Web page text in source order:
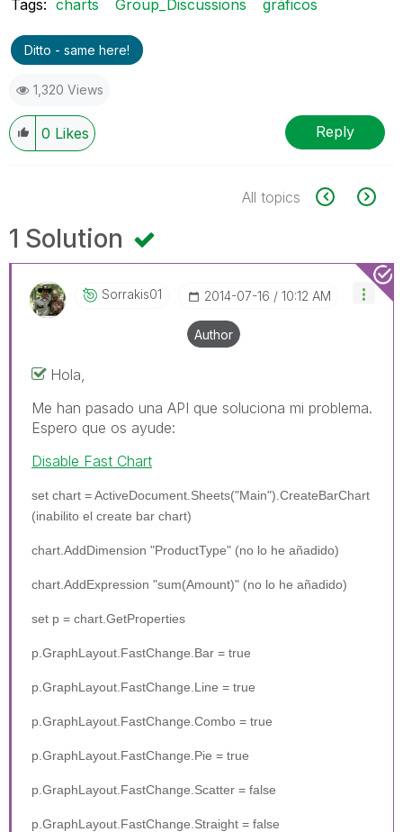
Tags: charts Group_Discussions gráficos
Ditto - same here!
1,320 Views
0 Likes Reply
All topics
1 Solution
Sorrakis01 ‎2014-07-16 10:12 AM
Author
Hola,
Me han pasado una API que soluciona mi problema.
Espero que os ayude:
Disable Fast Chart
set chart = ActiveDocument.Sheets("Main").CreateBarChart
(inabilito el create bar chart)
chart.AddDimension "ProductType" (no lo he añadido)
chart.AddExpression "sum(Amount)" (no lo he añadido)
set p = chart.GetProperties
p.GraphLayout.FastChange.Bar = true
p.GraphLayout.FastChange.Line = true
p.GraphLayout.FastChange.Combo = true
p.GraphLayout.FastChange.Pie = true
p.GraphLayout.FastChange.Scatter = false
p.GraphLayout.FastChange.Straight = false